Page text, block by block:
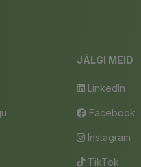
JÄLGI MEID
LinkedIn
Facebook
Instagram
TikTok